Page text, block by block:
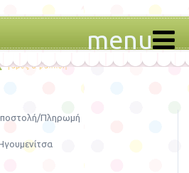
Πληρωμή
menu